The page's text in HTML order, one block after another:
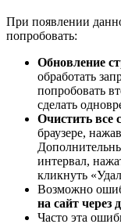
При появлении
попробовать:
Обновление
обработать
попробовать
сделать
Очистить все
браузере,
интервал,
кликнуть
Возможно
на сайт через
Часто эта